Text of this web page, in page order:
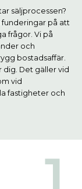
säljprocessen?
funderingar på att
frågor. Vi på
och
bostadsaffär.
dig. Det gäller vid
vid
fastigheter och